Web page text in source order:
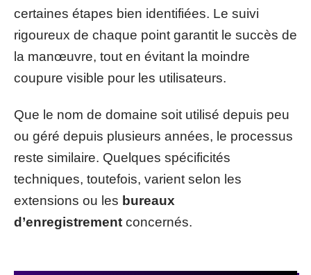
certaines étapes bien identifiées. Le suivi
rigoureux de chaque point garantit le succès de
la manœuvre, tout en évitant la moindre
coupure visible pour les utilisateurs.
Que le nom de domaine soit utilisé depuis peu
ou géré depuis plusieurs années, le processus
reste similaire. Quelques spécificités
techniques, toutefois, varient selon les
extensions ou les bureaux
d’enregistrement concernés.